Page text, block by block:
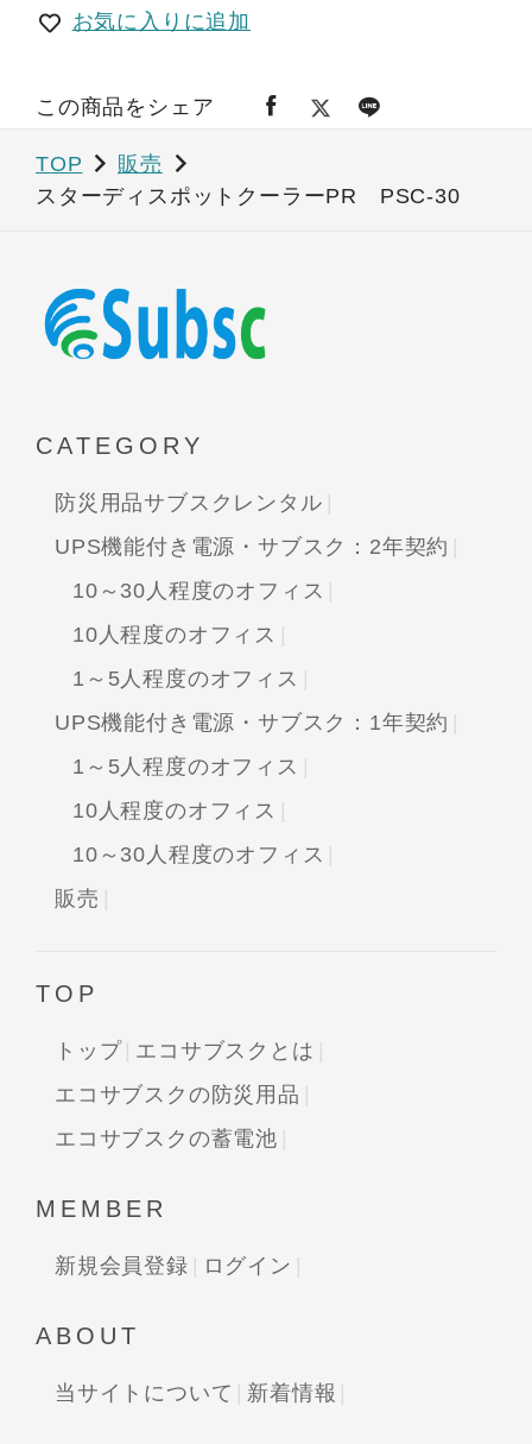
お気に入りに追加
この商品をシェア
TOP
販売
スターディスポットクーラーPR PSC-30
CATEGORY
防災用品サブスクレンタル
UPS機能付き電源・サブスク：2年契約
10～30人程度のオフィス
10人程度のオフィス
1～5人程度のオフィス
UPS機能付き電源・サブスク：1年契約
1～5人程度のオフィス
10人程度のオフィス
10～30人程度のオフィス
販売
TOP
トップ
エコサブスクとは
エコサブスクの防災用品
エコサブスクの蓄電池
MEMBER
新規会員登録 ログイン
ABOUT
当サイトについて 新着情報